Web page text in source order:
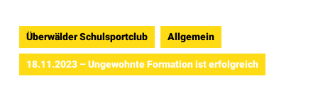
Überwälder Schulsportclub Allgemein
18.11.2023 – Ungewohnte Formation ist erfolgreich